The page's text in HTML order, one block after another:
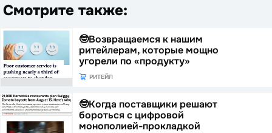
Смотрите также:
🤓Возвращаемся к нашим
ритейлерам, которые мощно
угорели по «продукту»
РИТЕЙЛ
🤓Когда поставщики решают
бороться с цифровой
монополией-прокладкой